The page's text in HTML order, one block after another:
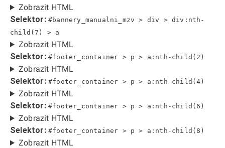
Zobrazit HTML
Selektor: #bannery_manualni_mzv > div > div:nth-
child(7) > a
Zobrazit HTML
Selektor: #footer_container > p > a:nth-child(2)
Zobrazit HTML
Selektor: #footer_container > p > a:nth-child(4)
Zobrazit HTML
Selektor: #footer_container > p > a:nth-child(6)
Zobrazit HTML
Selektor: #footer_container > p > a:nth-child(8)
Zobrazit HTML